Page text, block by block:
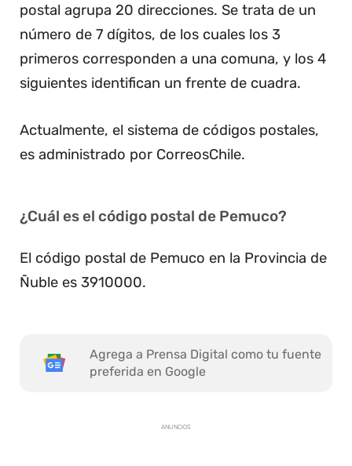
postal agrupa 20 direcciones. Se trata de un
número de 7 dígitos, de los cuales los 3
primeros corresponden a una comuna, y los 4
siguientes identifican un frente de cuadra.
Actualmente, el sistema de códigos postales,
es administrado por CorreosChile.
¿Cuál es el código postal de Pemuco?
El código postal de Pemuco en la Provincia de
Ñuble es 3910000.
Agrega a Prensa Digital como tu fuente
preferida en Google
ANUNCIOS